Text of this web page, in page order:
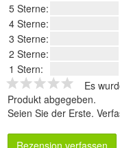
5 Sterne:
4 Sterne:
3 Sterne:
2 Sterne:
1 Stern:
Es
Produkt abgegeben.
Seien Sie der Erste.
Rezension verfassen